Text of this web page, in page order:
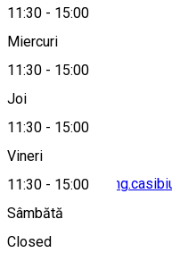
11:30 - 15:00
Miercuri
11:30 - 15:00
Joi
11:30 - 15:00
Vineri
11:30 - 15:00
Sâmbătă
Closed
http://